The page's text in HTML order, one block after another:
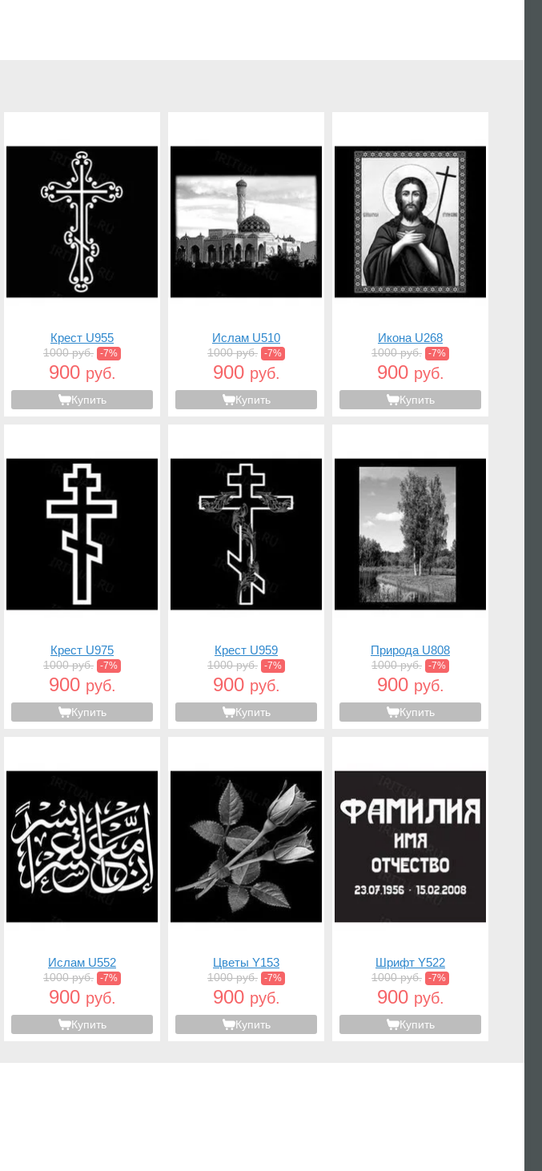
Крест U955
1000 руб. -7%
900 руб.
Купить
Ислам U510
1000 руб. -7%
900 руб.
Купить
Икона U268
1000 руб. -7%
900 руб.
Купить
Крест U975
1000 руб. -7%
900 руб.
Купить
Крест U959
1000 руб. -7%
900 руб.
Купить
Природа U808
1000 руб. -7%
900 руб.
Купить
Ислам U552
1000 руб. -7%
900 руб.
Купить
Цветы Y153
1000 руб. -7%
900 руб.
Купить
Шрифт Y522
1000 руб. -7%
900 руб.
Купить